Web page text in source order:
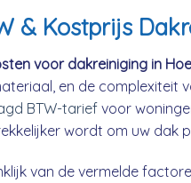
& Kostprijs
voor dakreiniging in
en de complexiteit
BTW-tarief voor
wordt om uw dak
van de vermelde